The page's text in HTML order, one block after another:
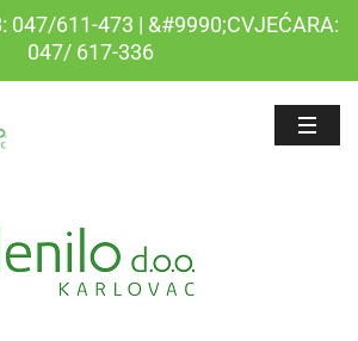
047/611-473 | &#9990;CVJEĆARA:
047/ 617-336